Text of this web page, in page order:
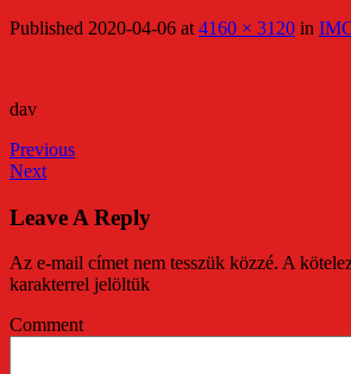
Published 2020-04-06 at 4160 × 3120 in
dav
Previous
Next
Leave A Reply
Az e-mail címet nem tesszük közzé. A
karakterrel jelöltük
Comment